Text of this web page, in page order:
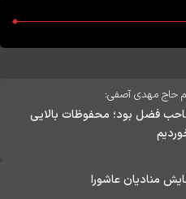
حاج مهدی آصفی:
فضل بود؛ محفوظات بالایی
منادیان عاشورا